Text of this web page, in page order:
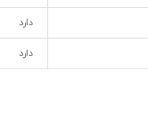
دارد
دارد